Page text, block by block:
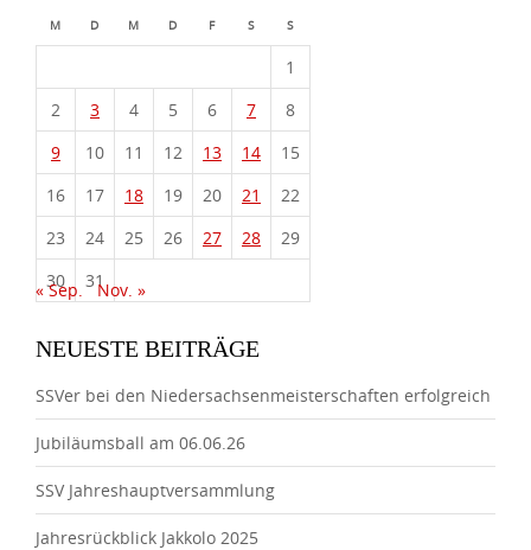
M D M D F S S
1
2
3 4 5 6 7
8
9
10 11 12 13 14
15
16
17 18 19 20 21
22
23
24 25 26 27 28
29
30
31
« Sep. Nov. »
NEUESTE BEITRÄGE
SSVer bei den Niedersachsenmeisterschaften erfolgreich
Jubiläumsball am 06.06.26
SSV Jahreshauptversammlung
Jahresrückblick Jakkolo 2025